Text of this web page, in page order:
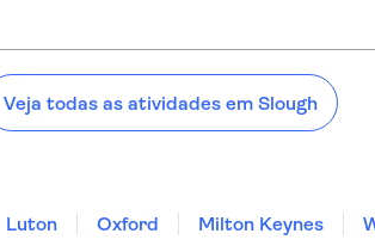
Veja todas as atividades em Slough
Luton Oxford Milton Keynes